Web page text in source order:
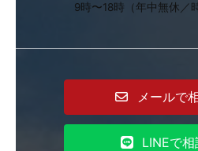
9時〜18時（年中無休／
メールで
LINEで相